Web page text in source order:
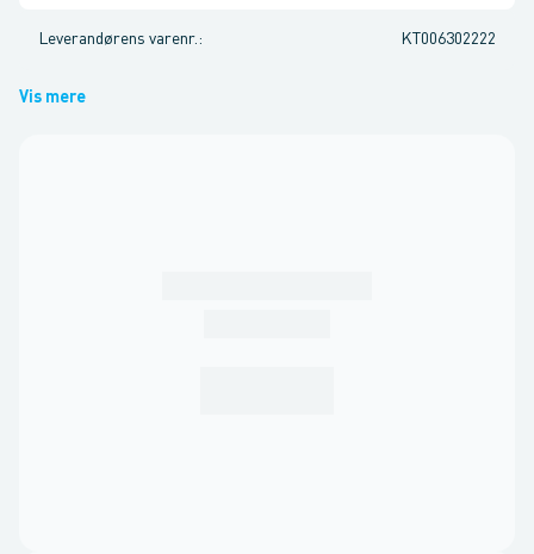
Leverandørens varenr. : KT006302222
Vis mere